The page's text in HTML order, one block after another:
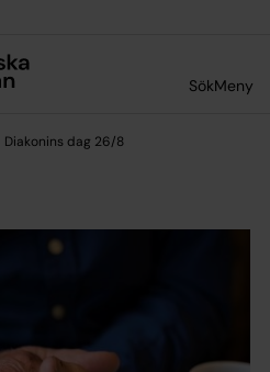
SökMeny
Diakonins dag 26/8